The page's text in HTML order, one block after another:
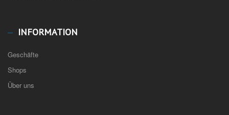
INFORMATION
Geschäfte
Shops
Über uns